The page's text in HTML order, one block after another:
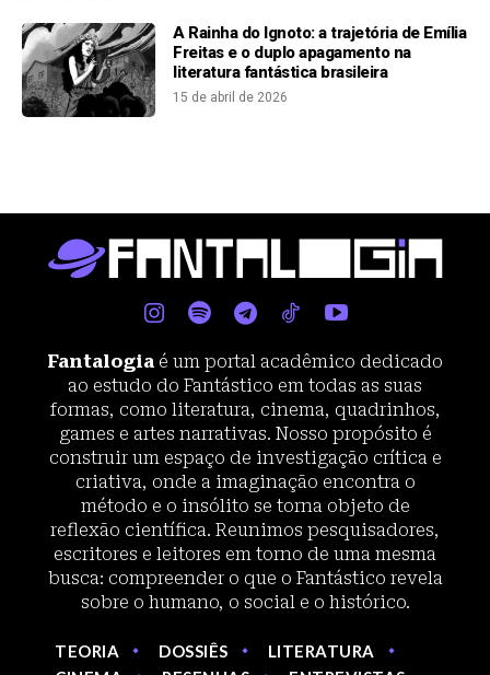
A Rainha do Ignoto: a trajetória de Emília
Freitas e o duplo apagamento na
literatura fantástica brasileira
15 de abril de 2026
Fantalogia é um portal acadêmico dedicado
ao estudo do Fantástico em todas as suas
formas, como literatura, cinema, quadrinhos,
games e artes narrativas. Nosso propósito é
construir um espaço de investigação crítica e
criativa, onde a imaginação encontra o
método e o insólito se torna objeto de
reflexão científica. Reunimos pesquisadores,
escritores e leitores em torno de uma mesma
busca: compreender o que o Fantástico revela
sobre o humano, o social e o histórico.
TEORIA DOSSIÊS
LITERATURA